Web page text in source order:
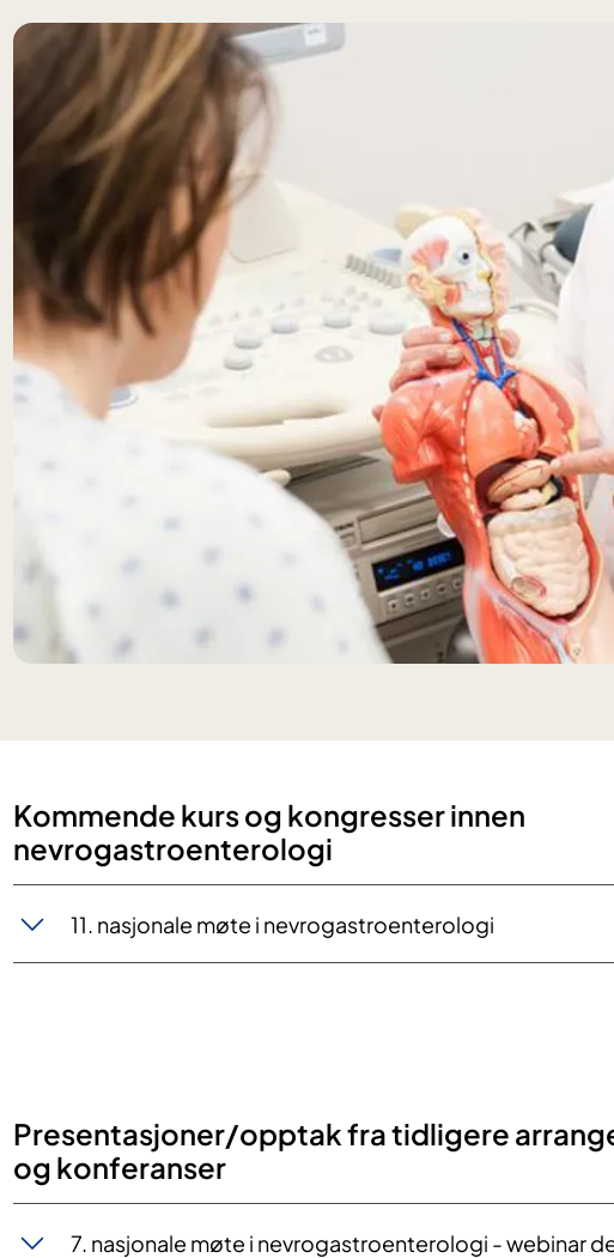
Kommende kurs og kongresser innen
nevrogastroenterologi
11. nasjonale møte i nevrogastroenterologi
Presentasjoner/opptak fra tidligere
og konferanser​​​
7. nasjonale møte i ​nevrogastroenterologi - webinar